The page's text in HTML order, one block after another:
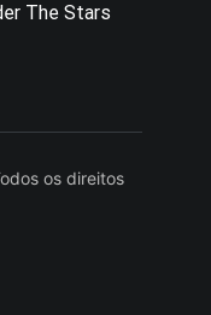
The Stars
os direitos